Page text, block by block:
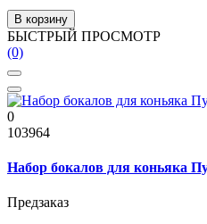
В корзину
БЫСТРЫЙ ПРОСМОТР
(0)
0
103964
Набор бокалов для коньяка
Предзаказ